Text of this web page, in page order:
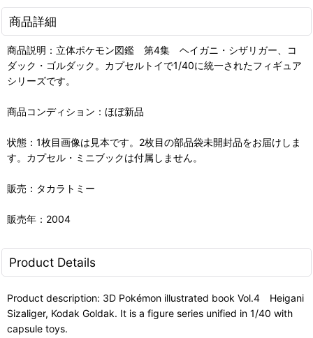
商品詳細
商品説明：立体ポケモン図鑑 第4集 ヘイガニ・シザリガー、コ
ダック・ゴルダック。カプセルトイで1/40に統一されたフィギュア
シリーズです。
商品コンディション：ほぼ新品
状態：1枚目画像は見本です。2枚目の部品袋未開封品をお届けしま
す。カプセル・ミニブックは付属しません。
販売：タカラトミー
販売年：2004
Product Details
Product description: 3D Pokémon illustrated book Vol.4 Heigani
Sizaliger, Kodak Goldak. It is a figure series unified in 1/40 with
capsule toys.